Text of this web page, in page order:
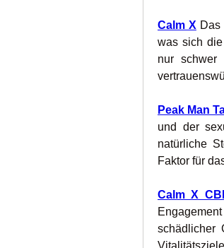
Calm X Das
was sich
nur schwer
Peak Man
und der
natürliche
Faktor für
Calm X
schädlicher